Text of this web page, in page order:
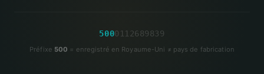
5000 1 1 2689839
Préfixe 500 = enregistré en Royaume-Uni ≠ pays de fabrication